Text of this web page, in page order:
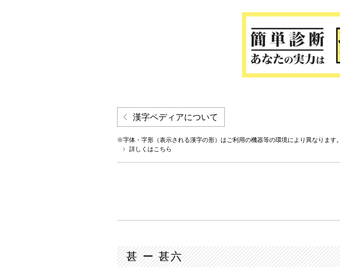
漢字ペディアについて
※字体・字形（表示される漢字の形）はご利用の機器等の環境により異なります。
詳しくはこちら
甚 ー 甚六